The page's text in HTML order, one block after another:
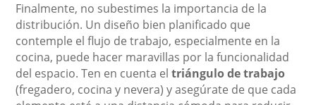
Finalmente, no subestimes la importancia de la
distribución. Un diseño bien planificado que
contemple el flujo de trabajo, especialmente en la
cocina, puede hacer maravillas por la funcionalidad
del espacio. Ten en cuenta eltriángulo de trabajo
(fregadero, cocina y nevera) y asegúrate de que cada